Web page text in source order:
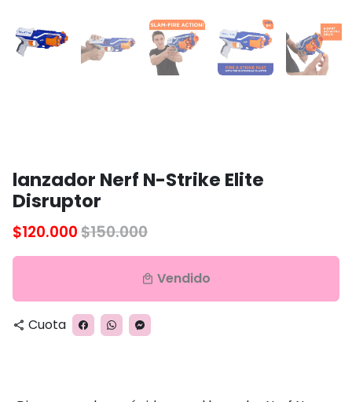
lanzador Nerf N-Strike Elite
Disruptor
$120.000$150.000
local_mall Vendido
share Cuota